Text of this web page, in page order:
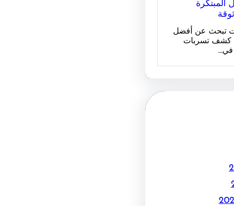
تبحث عن أفضل
كشف تسربات
في…